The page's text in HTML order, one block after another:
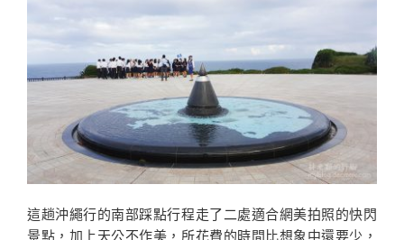
歷
中
山
國
王
的
靈
寢〉
這趟沖繩行的南部踩點行程走了二處適合網美拍照的快閃
景點，加上天公不作美，所花費的時間比想象中還要少，